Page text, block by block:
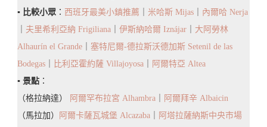
宿
推
薦
▪️ 比較小眾 ： 西班牙最美小鎮推薦 米哈斯 Mijas
內爾哈 Nerja
夫里希利亞納 Frigiliana 伊斯納哈爾 Iznájar
大阿勞林
Alhaurín el Grande
塞特尼爾-德拉斯沃德加斯 Setenil de las
Bodegas
比利亞霍約薩 Villajoyosa
阿爾特亞 Altea
▪️ 景點 ：
（格拉納達）
阿爾罕布拉宮 Alhambra
阿爾拜辛 Albaicin
（馬拉加）
阿爾卡薩瓦城堡 Alcazaba
阿塔拉薩納斯中央市場